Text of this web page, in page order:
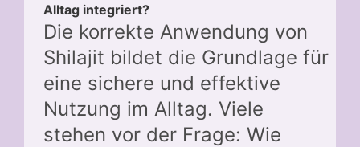
Alltag integriert?
Die korrekte Anwendung von
Shilajit bildet die Grundlage für
eine sichere und effektive
Nutzung im Alltag. Viele
stehen vor der Frage: Wie